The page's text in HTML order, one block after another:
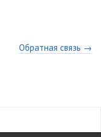
Обратная связь →